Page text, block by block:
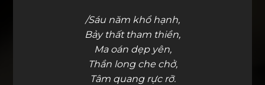
/Sáu năm khổ hạnh,
Bảy thất tham thiền,
Ma oán dẹp yên,
Thần long che chở,
Tâm quang rực rỡ.